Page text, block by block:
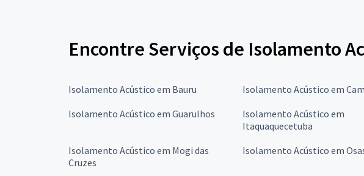
Encontre Serviços de Isolamento
Isolamento Acústico em Bauru Isolamento Acústico em
Isolamento Acústico em Guarulhos
Isolamento Acústico em
Itaquaquecetuba
Isolamento Acústico em Mogi das
Cruzes
Isolamento Acústico em